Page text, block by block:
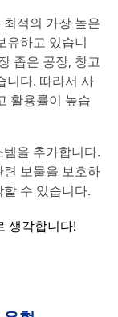
적의 가장 높은
유하고 있습니
좁은 공장, 창고
니다. 따라서 사
활용률이 높습
을 추가합니다.
보물을 보호하
수 있습니다.
생각합니다!